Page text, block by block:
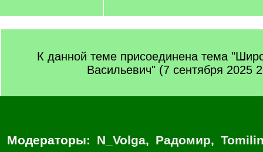
К данной теме присоединена тема
Васильевич" (7 сентября 2025
Модераторы: N_Volga, Радомир,